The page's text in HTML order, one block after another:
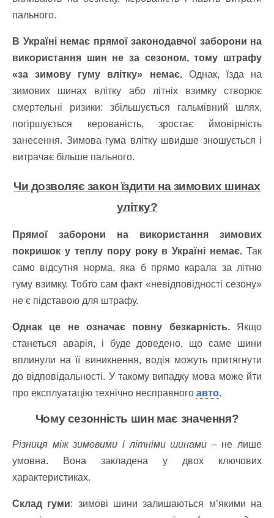
пального.
В Україні немає прямої законодавчої заборони на
використання шин не за сезоном, тому штрафу
«за зимову гуму влітку» немає.Однак, їзда на
зимових шинах влітку або літніх взимку створює
смертельні ризики: збільшується гальмівний шлях,
погіршується керованість, зростає ймовірність
занесення. Зимова гума влітку швидше зношується і
витрачає більше пального.
Чи дозволяє закон їздити на зимових шинах
улітку?
Прямої заборони на використання зимових
покришок у теплу пору року в Україні немає. Так
само відсутня норма, яка б прямо карала за літню
гуму взимку. Тобто сам факт «невідповідності сезону»
не є підставою для штрафу.
Однак це не означає повну безкарність.Якщо
станеться аварія, і буде доведено, що саме шини
вплинули на її виникнення, водія можуть притягнути
до відповідальності. У такому випадку мова може йти
про експлуатацію технічно несправного авто.
Чому сезонність шин має значення?
Різниця між зимовими і літніми шинами – не лише
умовна. Вона закладена у двох ключових
характеристиках.
Склад гуми: зимові шини залишаються м’якими на